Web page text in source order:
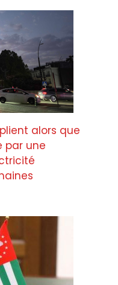
alors que
par une